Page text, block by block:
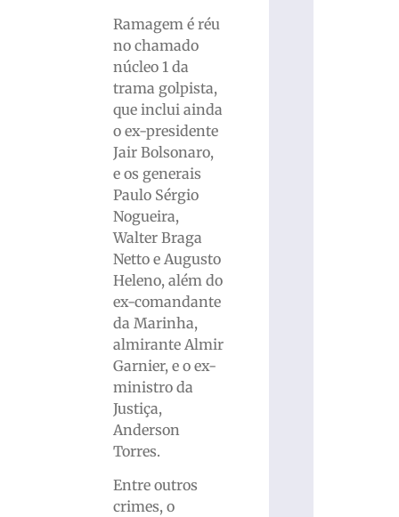
Ramagem é réu
no chamado
núcleo 1 da
trama golpista,
que inclui ainda
o ex-presidente
Jair Bolsonaro,
e os generais
Paulo Sérgio
Nogueira,
Walter Braga
Netto e Augusto
Heleno, além do
ex-comandante
da Marinha,
almirante Almir
Garnier, e o ex-
ministro da
Justiça,
Anderson
Torres.
Entre outros
crimes, o